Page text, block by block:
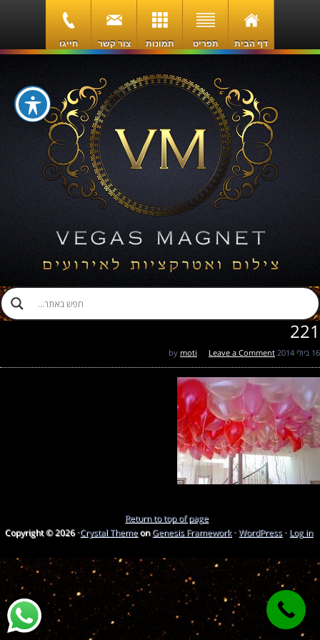
דף הבית תפריט תמונות צור קשר חייגו
221
16 ביולי 2014 moti Leave a Comment
Return to top of page
Copyright © 2026 ·Crystal ThemeonGenesis Framework·WordPress· Log in